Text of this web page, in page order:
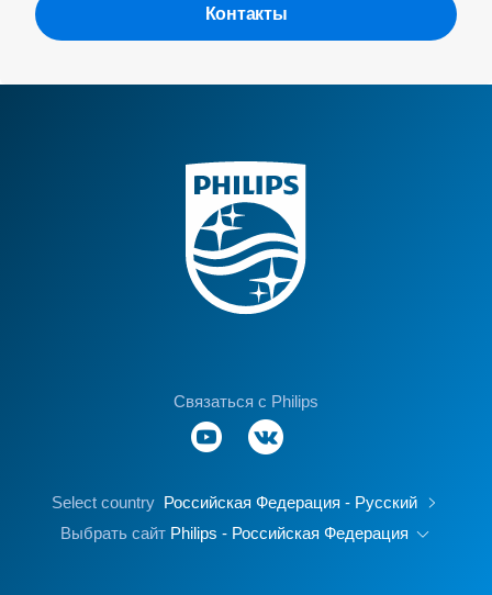
Контакты
Связаться с Philips
Select country Российская Федерация - Русский
Выбрать сайт Philips - Российская Федерация